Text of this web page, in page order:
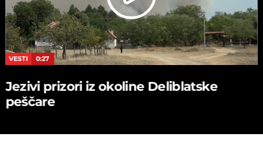
VESTI 0:27
Jezivi prizori iz okoline Deliblatske
peščare